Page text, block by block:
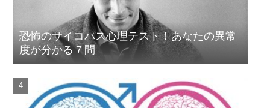
恐怖のサイコパス心理テスト！あなたの異常
度が分かる７問